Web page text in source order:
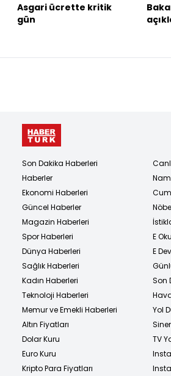
Asgari ücrette kritik
gün
Son Dakika Haberleri
Haberler
Ekonomi Haberleri
Güncel Haberler
Magazin Haberleri
Spor Haberleri
Dünya Haberleri
Sağlık Haberleri
Kadın Haberleri
Teknoloji Haberleri
Memur ve Emekli Haberleri
Altın Fiyatları
Dolar Kuru
Euro Kuru
Kripto Para Fiyatları
E
E
Son
Yol
TV